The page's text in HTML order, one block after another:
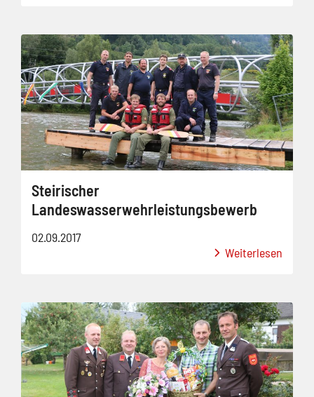
Steirischer
Landeswasserwehrleistungsbewerb
02.09.2017
Weiterlesen